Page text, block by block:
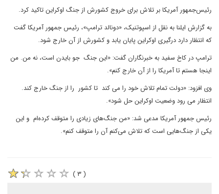
رئیس‌جمهور آمریکا بر تلاش برای خروج کشورش از جنگ اوکراین تاکید کرد.
به گزارش ایلنا به نقل از اسپوتنیک، «دونالد ترامپ»، رئیس جمهور آمریکا گفت
که انتظار دارد درگیری اوکراین پایان یابد و کشورش از آن خارج شود.
ترامپ در کاخ سفید به خبرنگاران گفت: «این جنگ جو بایدن است، نه من. من
اینجا هستم تا آمریکا را از آن خارج کنم».
وی افزود: «دولت تمام تلاش خود را می کند تا کشور را از جنگ خارج کند.
انتظار می رود وضعیت اوکراین حل شود».
رئیس جمهور آمریکا مدعی شد: «من جنگ‌های زیادی را متوقف کرده‌ام و این
یکی از جنگ‌هایی است که تلاش می‌کنم آن را متوقف کنم».
( ۳ )